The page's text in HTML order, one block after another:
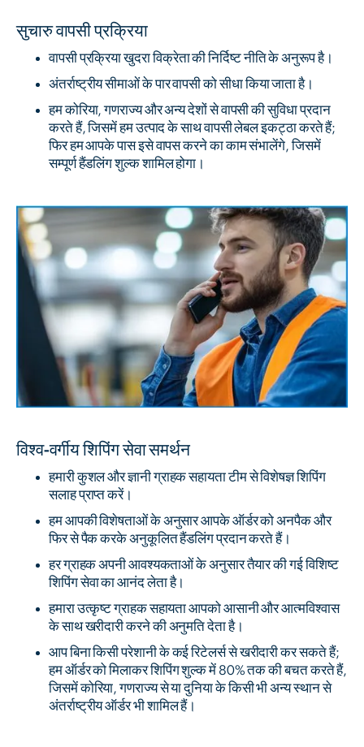
सुचारु वापसी प्रक्रिया
वापसी प्रक्रिया खुदरा विक्रेता की निर्दिष्ट नीति के अनुरूप है।
अंतर्राष्ट्रीय सीमाओं के पार वापसी को सीधा किया जाता है।
हम कोरिया, गणराज्य और अन्य देशों से वापसी की सुविधा प्रदान
करते हैं, जिसमें हम उत्पाद के साथ वापसी लेबल इकट्ठा करते हैं;
फिर हम आपके पास इसे वापस करने का काम संभालेंगे, जिसमें
सम्पूर्ण हैंडलिंग शुल्क शामिल होगा।
विश्व-वर्गीय शिपिंग सेवा समर्थन
हमारी कुशल और ज्ञानी ग्राहक सहायता टीम से विशेषज्ञ शिपिंग
सलाह प्राप्त करें।
हम आपकी विशेषताओं के अनुसार आपके ऑर्डर को अनपैक और
फिर से पैक करके अनुकूलित हैंडलिंग प्रदान करते हैं।
हर ग्राहक अपनी आवश्यकताओं के अनुसार तैयार की गई विशिष्ट
शिपिंग सेवा का आनंद लेता है।
हमारा उत्कृष्ट ग्राहक सहायता आपको आसानी और आत्मविश्वास
के साथ खरीदारी करने की अनुमति देता है।
आप बिना किसी परेशानी के कई रिटेलर्स से खरीदारी कर सकते हैं;
हम ऑर्डर को मिलाकर शिपिंग शुल्क में 80% तक की बचत करते हैं,
जिसमें कोरिया, गणराज्य से या दुनिया के किसी भी अन्य स्थान से
अंतर्राष्ट्रीय ऑर्डर भी शामिल हैं।